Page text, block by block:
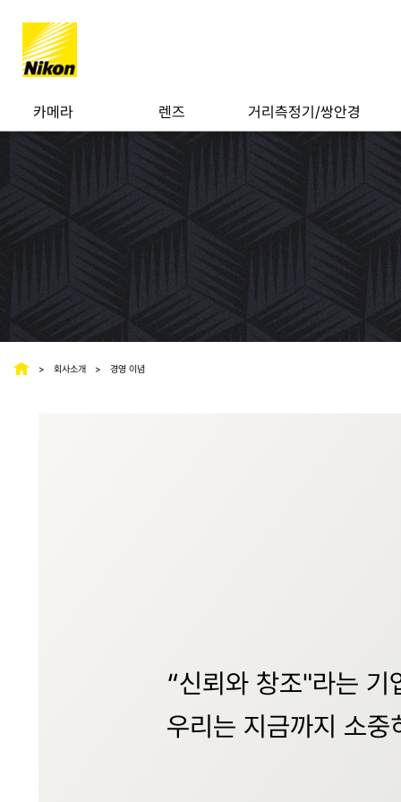
카메라 렌즈 거리측정기/쌍안경
회사소개 경영 이념
“신뢰와 창조"라는
우리는 지금까지 소